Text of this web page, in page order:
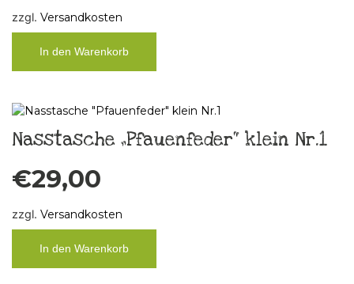
zzgl. Versandkosten
In den Warenkorb
Nasstasche „Pfauenfeder“ klein Nr.1
€29,00
zzgl. Versandkosten
In den Warenkorb